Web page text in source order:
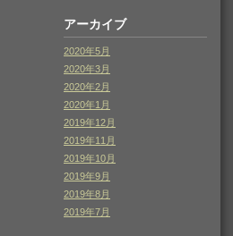
アーカイブ
2020年5月
2020年3月
2020年2月
2020年1月
2019年12月
2019年11月
2019年10月
2019年9月
2019年8月
2019年7月